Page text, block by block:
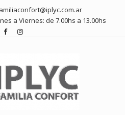
a Viernes: de 7.00hs a 13.00hs